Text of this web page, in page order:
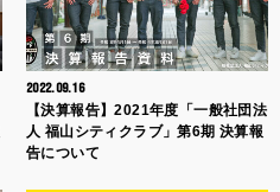
2022.09.16
【決算報告】2021年度「一般社団法
人 福山シティクラブ」第6期 決算報
告について